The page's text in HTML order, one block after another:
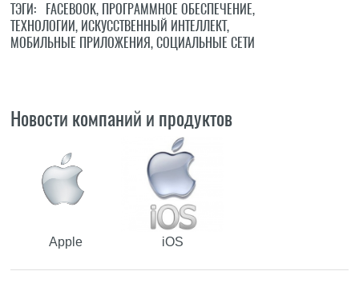
ТЭГИ: FACEBOOK, ПРОГРАММНОЕ ОБЕСПЕЧЕНИЕ,
ТЕХНОЛОГИИ, ИСКУССТВЕННЫЙ ИНТЕЛЛЕКТ,
МОБИЛЬНЫЕ ПРИЛОЖЕНИЯ,СОЦИАЛЬНЫЕ СЕТИ
Новости компаний и продуктов
Apple iOS